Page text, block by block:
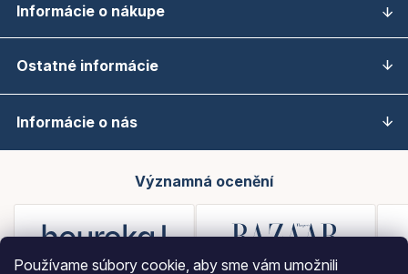
Používame súbory cookie, aby sme vám umožnili
Informácie o nákupe
Ostatné informácie
Informácie o nás
Významná ocenění